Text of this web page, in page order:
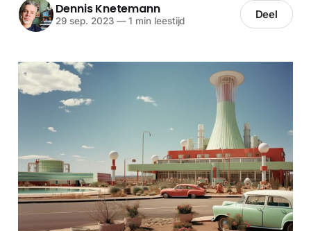
Dennis Knetemann
29 sep. 2023 —1 min leestijd Deel